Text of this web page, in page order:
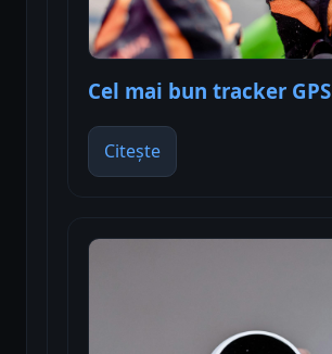
Cel mai bun tracker GPS
Citește